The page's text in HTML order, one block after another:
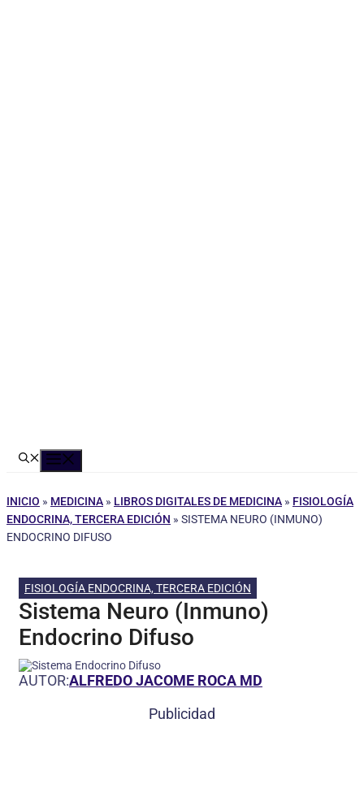
INICIO » MEDICINA » LIBROS DIGITALES DE MEDICINA » FISIOLOGÍA
ENDOCRINA, TERCERA EDICIÓN » SISTEMA NEURO (INMUNO)
ENDOCRINO DIFUSO
FISIOLOGÍA ENDOCRINA, TERCERA EDICIÓN
Sistema Neuro (Inmuno)
Endocrino Difuso
AUTOR:ALFREDO JACOME ROCA MD
Publicidad